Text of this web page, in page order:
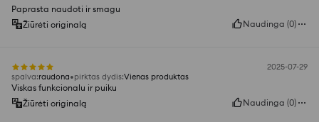
Paprasta naudoti ir smagu
Žiūrėti originalą
Naudinga (0)
2025-07-29
spalva:raudona pirktas dydis:Vienas produktas
Viskas funkcionalu ir puiku
Žiūrėti originalą
Naudinga (0)